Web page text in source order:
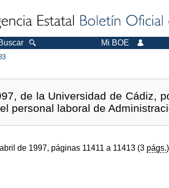
Mi BOE
de la Universidad de Cádiz,
personal laboral de
de 1997, páginas 11411 a 11413 (3 págs.)